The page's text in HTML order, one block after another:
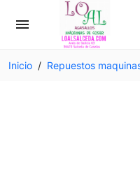
menu
Inicio Repuestos